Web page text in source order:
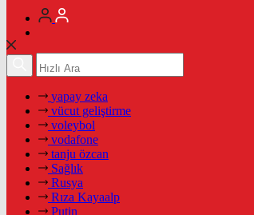
yapay zeka
vücut geliştirme
voleybol
vodafone
tanju özcan
Sağlık
Rusya
Rıza Kayaalp
Putin